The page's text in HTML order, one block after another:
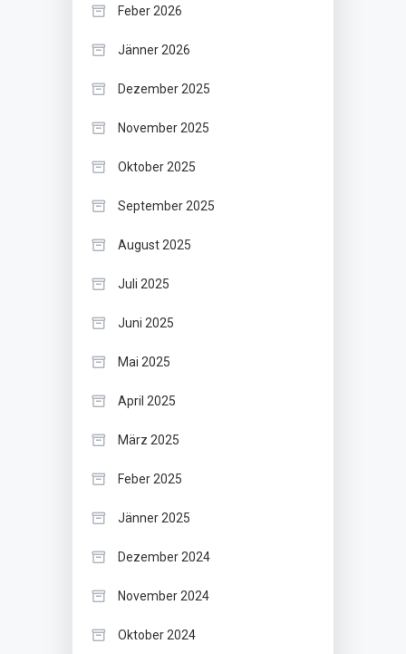
Feber 2026
Jänner 2026
Dezember 2025
November 2025
Oktober 2025
September 2025
August 2025
Juli 2025
Juni 2025
Mai 2025
April 2025
März 2025
Feber 2025
Jänner 2025
Dezember 2024
November 2024
Oktober 2024